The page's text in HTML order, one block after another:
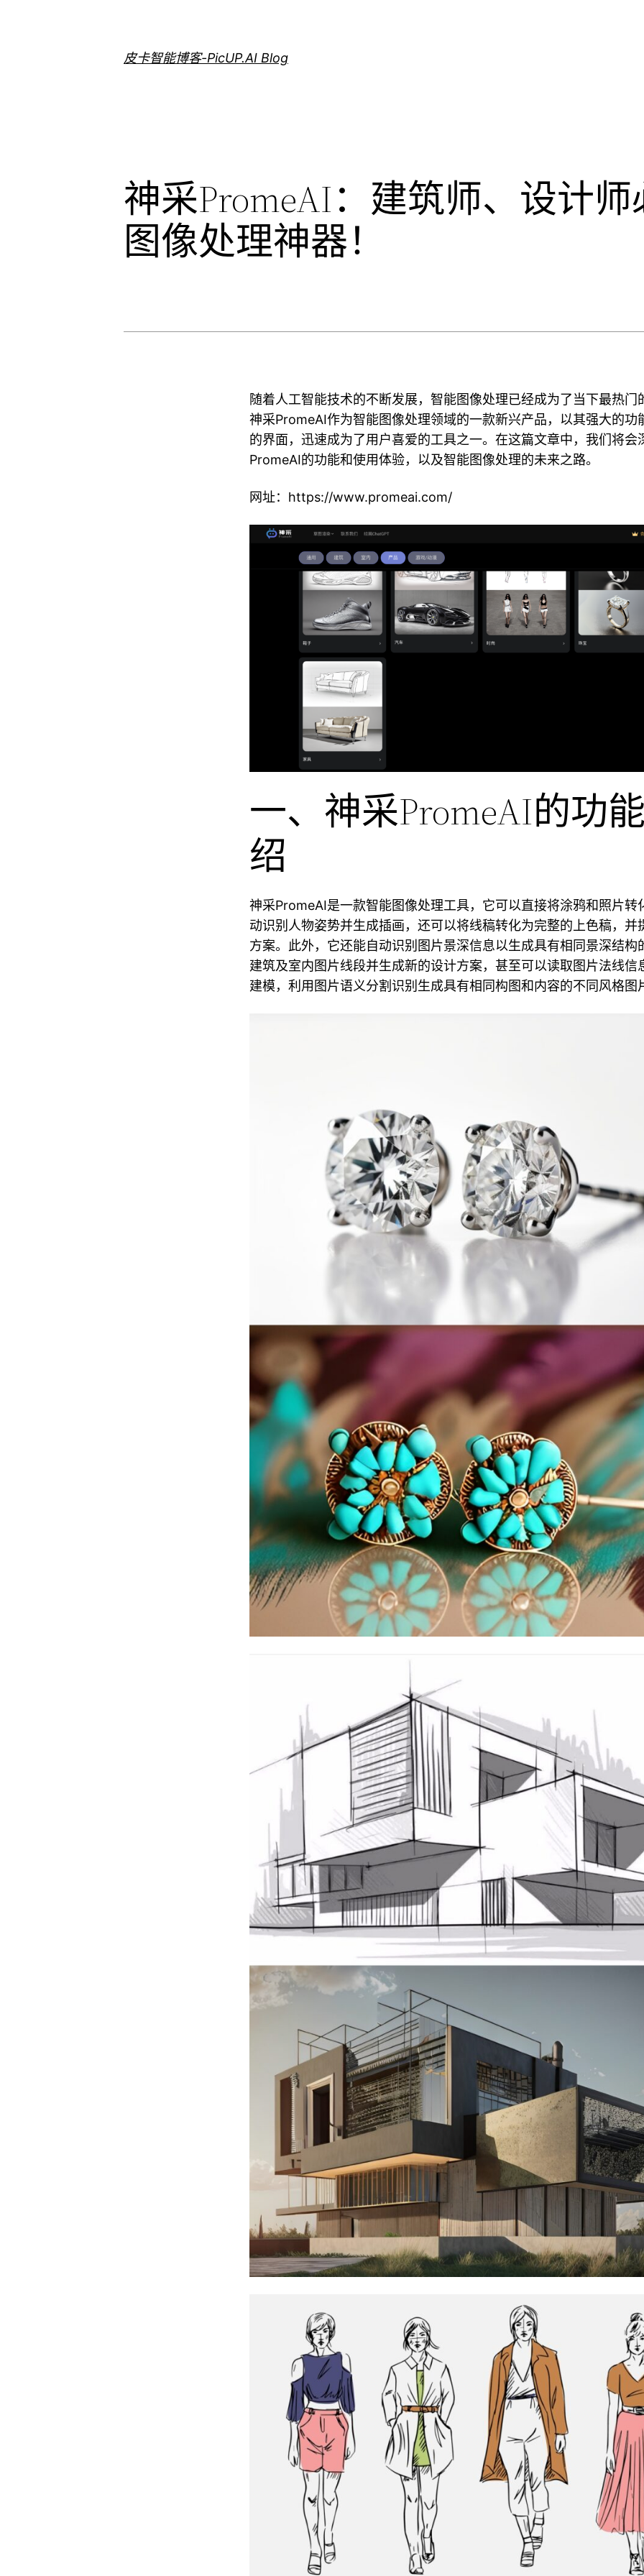
皮卡智能博客-PicUP.AI Blog
神采PromeAI：建筑师、设计
图像处理神器！
随着人工智能技术的不断发展，智能图像处理已经成为了当下最热门
神采PromeAI作为智能图像处理领域的一款新兴产品，以其强大的功
的界面，迅速成为了用户喜爱的工具之一。在这篇文章中，我们将会
PromeAI的功能和使用体验，以及智能图像处理的未来之路。
网址：https://www.promeai.com/
一、神采PromeAI的功
绍
神采PromeAI是一款智能图像处理工具，它可以直接将涂鸦和照片转
动识别人物姿势并生成插画，还可以将线稿转化为完整的上色稿，并
方案。此外，它还能自动识别图片景深信息以生成具有相同景深结构
建筑及室内图片线段并生成新的设计方案，甚至可以读取图片法线信
建模，利用图片语义分割识别生成具有相同构图和内容的不同风格图